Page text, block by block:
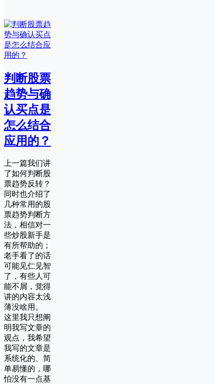
判断股票
趋势与确
认买点是
怎么结合
应用的？
上一篇我们讲
了如何判断股
票趋势反转？
同时也介绍了
几种常用的股
票趋势判断方
法，相信对一
些炒股新手是
有所帮助的；
老手看了的话
可能见仁见智
了，有些人可
能不屑，觉得
讲的内容太浅
薄没啥用。
这里我只想阐
明我写文章的
观点，我希望
我写的文章是
系统化的、简
单易懂的，哪
怕没有一点基